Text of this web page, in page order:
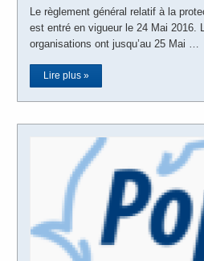
Le règlement général relatif à la
est entré en vigueur le 24 Mai 2016.
organisations ont jusqu’au 25 Mai …
Lire plus »